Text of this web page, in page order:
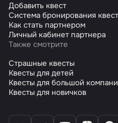
Добавить квест
Система бронирования
Как стать партнером
Личный кабинет партнера
Также смотрите
Страшные квесты
Квесты для детей
Квесты для большой
Квесты для новичков